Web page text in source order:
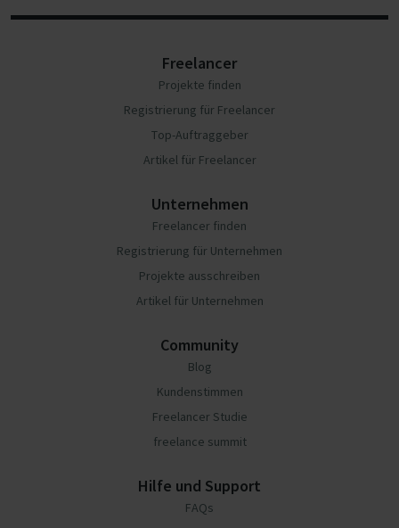
Freelancer
Projekte finden
Registrierung für Freelancer
Top-Auftraggeber
Artikel für Freelancer
Unternehmen
Freelancer finden
Registrierung für Unternehmen
Projekte ausschreiben
Artikel für Unternehmen
Community
Blog
Kundenstimmen
Freelancer Studie
freelance summit
Hilfe und Support
FAQs